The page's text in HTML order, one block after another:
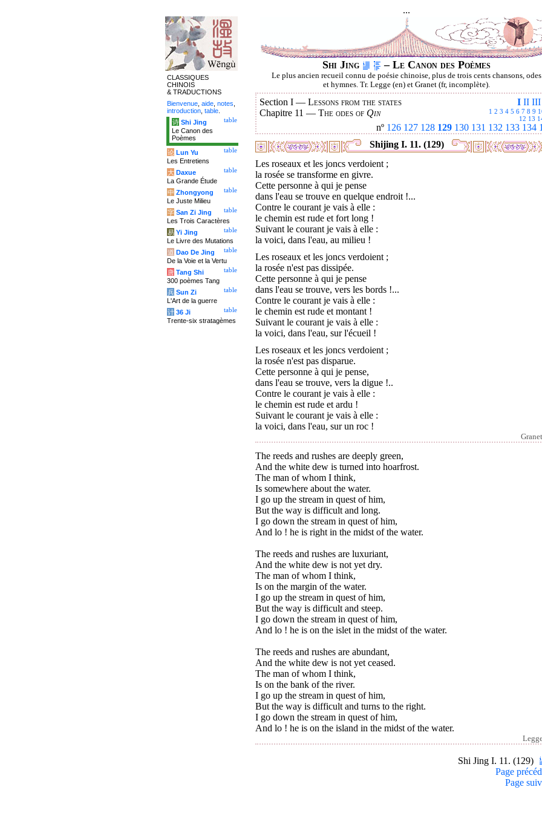
...
Shi Jing – Le Canon des Poèmes
Le plus ancien recueil connu de poésie chinoise, plus de trois cents chansons, odes
et hymnes. Tr. Legge (en) et Granet (fr, incomplète).
I II III
Section I — Lessons from the states
1 2 3 4 5 6 7 8 9
12 13
Chapitre 11 — The odes of Qin
nº 126 127 128 129 130 131 132 133 134
Shijing I. 11. (129)
Les roseaux et les joncs verdoient ;
la rosée se transforme en givre.
Cette personne à qui je pense
dans l'eau se trouve en quelque endroit !...
Contre le courant je vais à elle :
le chemin est rude et fort long !
Suivant le courant je vais à elle :
la voici, dans l'eau, au milieu !
Les roseaux et les joncs verdoient ;
la rosée n'est pas dissipée.
Cette personne à qui je pense
dans l'eau se trouve, vers les bords !...
Contre le courant je vais à elle :
le chemin est rude et montant !
Suivant le courant je vais à elle :
la voici, dans l'eau, sur l'écueil !
Les roseaux et les joncs verdoient ;
la rosée n'est pas disparue.
Cette personne à qui je pense,
dans l'eau se trouve, vers la digue !..
Contre le courant je vais à elle :
le chemin est rude et ardu !
Suivant le courant je vais à elle :
la voici, dans l'eau, sur un roc !
The reeds and rushes are deeply green,
And the white dew is turned into hoarfrost.
The man of whom I think,
Is somewhere about the water.
I go up the stream in quest of him,
But the way is difficult and long.
I go down the stream in quest of him,
And lo ! he is right in the midst of the water.
The reeds and rushes are luxuriant,
And the white dew is not yet dry.
The man of whom I think,
Is on the margin of the water.
I go up the stream in quest of him,
But the way is difficult and steep.
I go down the stream in quest of him,
And lo ! he is on the islet in the midst of the water.
The reeds and rushes are abundant,
And the white dew is not yet ceased.
The man of whom I think,
Is on the bank of the river.
I go up the stream in quest of him,
But the way is difficult and turns to the right.
I go down the stream in quest of him,
And lo ! he is on the island in the midst of the water.
Shi Jing I. 11. (129)
Page
Page
CLASSIQUES
CHINOIS
& TRADUCTIONS
Bienvenue aide notes
introduction table
table
诗 Shi Jing
Le Canon des
Poèmes
table
论 Lun Yu
Les Entretiens
table
大 Daxue
La Grande Étude
table
中 Zhongyong
Le Juste Milieu
table
字 San Zi Jing
Les Trois Caractères
table
易 Yi Jing
Le Livre des Mutations
table
道 Dao De Jing
De la Voie et la Vertu
table
唐 Tang Shi
300 poèmes Tang
table
兵 Sun Zi
L'Art de la guerre
table
计 36 Ji
Trente-six stratagèmes